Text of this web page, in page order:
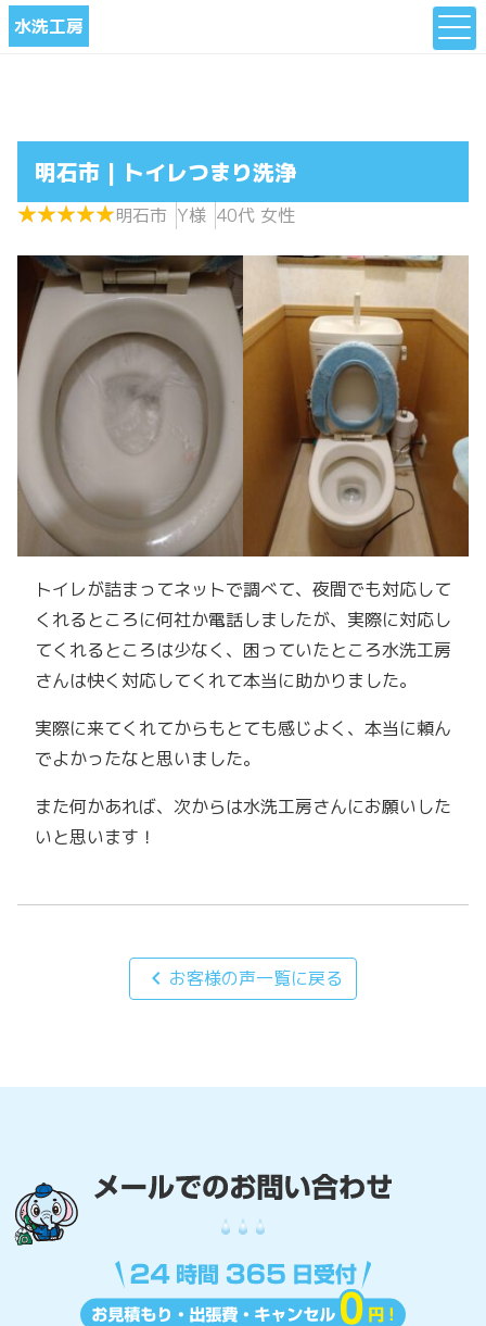
水洗工房
明石市 | トイレつまり洗浄
★★★★★
★★★★★明石市 Y様 40代 女性
トイレが詰まってネットで調べて、夜間でも対応して
くれるところに何社か電話しましたが、実際に対応し
てくれるところは少なく、困っていたところ水洗工房
さんは快く対応してくれて本当に助かりました。
実際に来てくれてからもとても感じよく、本当に頼ん
でよかったなと思いました。
また何かあれば、次からは水洗工房さんにお願いした
いと思います！
chevron_left お客様の声一覧に戻る